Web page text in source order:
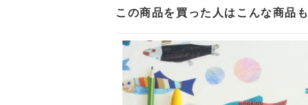
この商品を買った人はこんな商品